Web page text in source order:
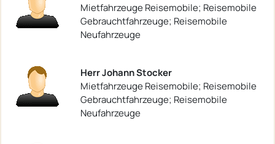
Mietfahrzeuge Reisemobile; Reisemobile
Gebrauchtfahrzeuge; Reisemobile
Neufahrzeuge
Herr Johann Stocker
Mietfahrzeuge Reisemobile; Reisemobile
Gebrauchtfahrzeuge; Reisemobile
Neufahrzeuge